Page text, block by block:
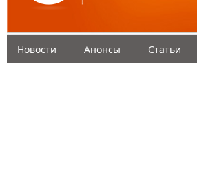
Новости Анонсы Статьи